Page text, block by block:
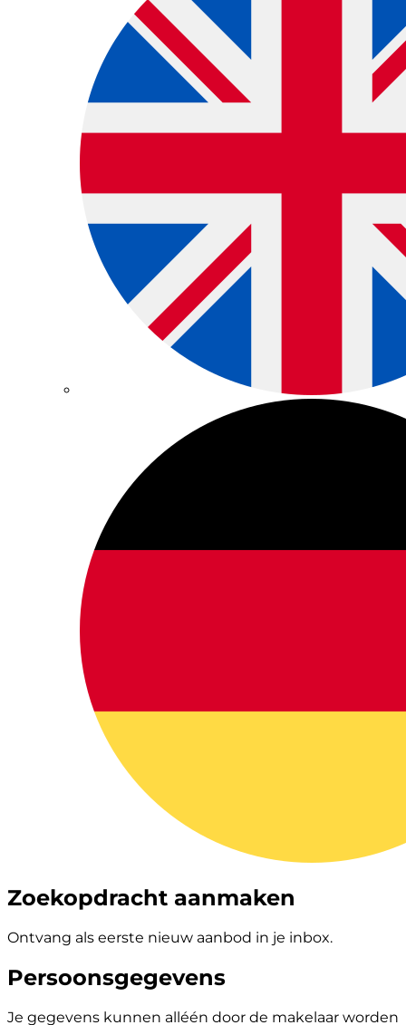
Zoekopdracht aanmaken
Ontvang als eerste nieuw aanbod in je inbox.
Persoonsgegevens
Je gegevens kunnen alléén door de makelaar worden